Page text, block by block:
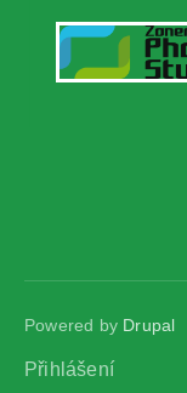
Powered by Drupal
Přihlášení